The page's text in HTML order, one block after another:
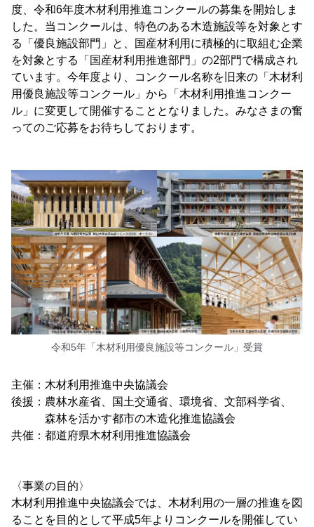
度、令和6年度木材利用推進コンクールの募集を開始しま
した。当コンクールは、特色のある木造施設等を対象とす
る「優良施設部門」と、国産材利用に積極的に取組む企業
を対象とする「国産材利用推進部門」の2部門で構成され
ています。今年度より、コンクール名称を旧来の「木材利
用優良施設等コンクール」から「木材利用推進コンクー
ル」に変更して開催することとなりました。みなさまの奮
ってのご応募をお待ちしております。
令和5年「木材利用優良施設等コンクール」受賞
主催：木材利用推進中央協議会
後援：農林水産省、国土交通省、環境省、文部科学省、
森林を活かす都市の木造化推進協議会
共催：都道府県木材利用推進協議会
〈事業の目的〉
木材利用推進中央協議会では、木材利用の一層の推進を図
ることを目的として平成5年よりコンクールを開催してい